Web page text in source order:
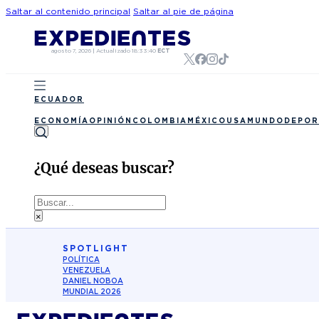
Saltar al contenido principal Saltar al pie de página
agosto 7, 2026 | Actualizado 18:33:40 ECT
ECUADOR
ECONOMÍA OPINIÓN COLOMBIA MÉXICO USA MUNDO
¿Qué deseas buscar?
Buscar
×
SPOTLIGHT
POLÍTICA
VENEZUELA
DANIEL NOBOA
MUNDIAL 2026